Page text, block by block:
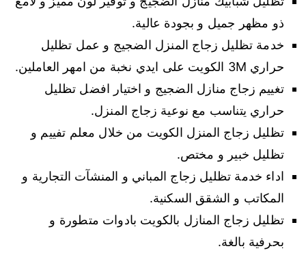
ذو مظهر جميل و بجودة عالية.
خدمة تظليل زجاج المنزل الضجيج و عمل تظليل
حراري 3M الكويت على ايدي نخبة من امهر العاملين.
تغييم زجاج منازل الضجيج و اختيار افضل تظليل
حراري يتناسب مع نوعية زجاج المنزل.
تظليل زجاج المنزل الكويت من خلال معلم تفييم و
تظليل خبير و مختص.
اداء خدمة تظليل زجاج المباني و المنشآت التجارية و
المكاتب و الشقق السكنية.
تظليل زجاج المنازل بالكويت بادوات متطورة و
بحرفية بالغة.